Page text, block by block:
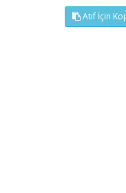
Atıf İçin